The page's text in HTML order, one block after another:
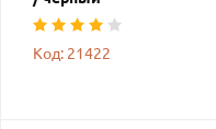
Код: 21422